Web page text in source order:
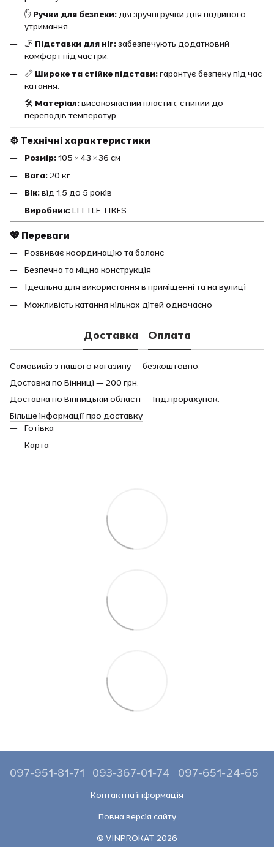
✋ Ручки для безпеки: дві зручні ручки для надійного
утримання.
🦵 Підставки для ніг:забезпечують додатковий
комфорт під час гри.
📏 Широке та стійке підстави:гарантує безпеку під час
катання.
🛠️ Матеріал:високоякісний пластик, стійкий до
перепадів температур.
⚙️ Технічні характеристики
Розмір:105 × 43 × 36 см
Вага: 20 кг
Вік:від 1,5 до 5 років
Виробник:LITTLE TIKES
💖 Переваги
Розвиває координацію та баланс
Безпечна та міцна конструкція
Ідеальна для використання в приміщенні та на вулиці
Можливість катання кількох дітей одночасно
Доставка Оплата
Самовивіз з нашого магазину — безкоштовно.
Доставка по Вінниці — 200 грн.
Доставка по Вінницькій області — Інд.прорахунок.
Більше інформації про доставку
Готівка
Карта
097-951-81-71 093-367-01-74 097-651-24-65
Контактна інформація
Повна версія сайту
© VINPROKAT 2026